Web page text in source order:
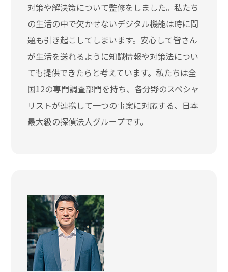
対策や解決策について監修をしました。私たち
の生活の中で欠かせないデジタル機能は時に問
題も引き起こしてしまいます。安心して皆さん
が生活を送れるように知識情報や対策法につい
ても提供できたらと考えています。私たちは全
国12の専門調査部門を持ち、各分野のスペシャ
リストが連携して一つの事案に対応する、日本
最大級の探偵法人グループです。